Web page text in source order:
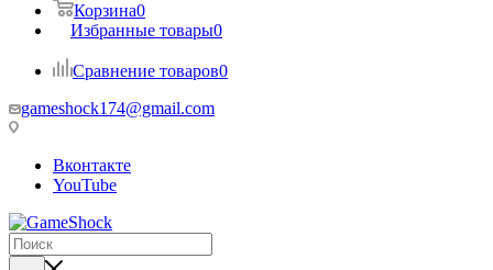
Корзина0
Избранные товары0
Сравнение товаров0
gameshock174@gmail.com
Вконтакте
YouTube